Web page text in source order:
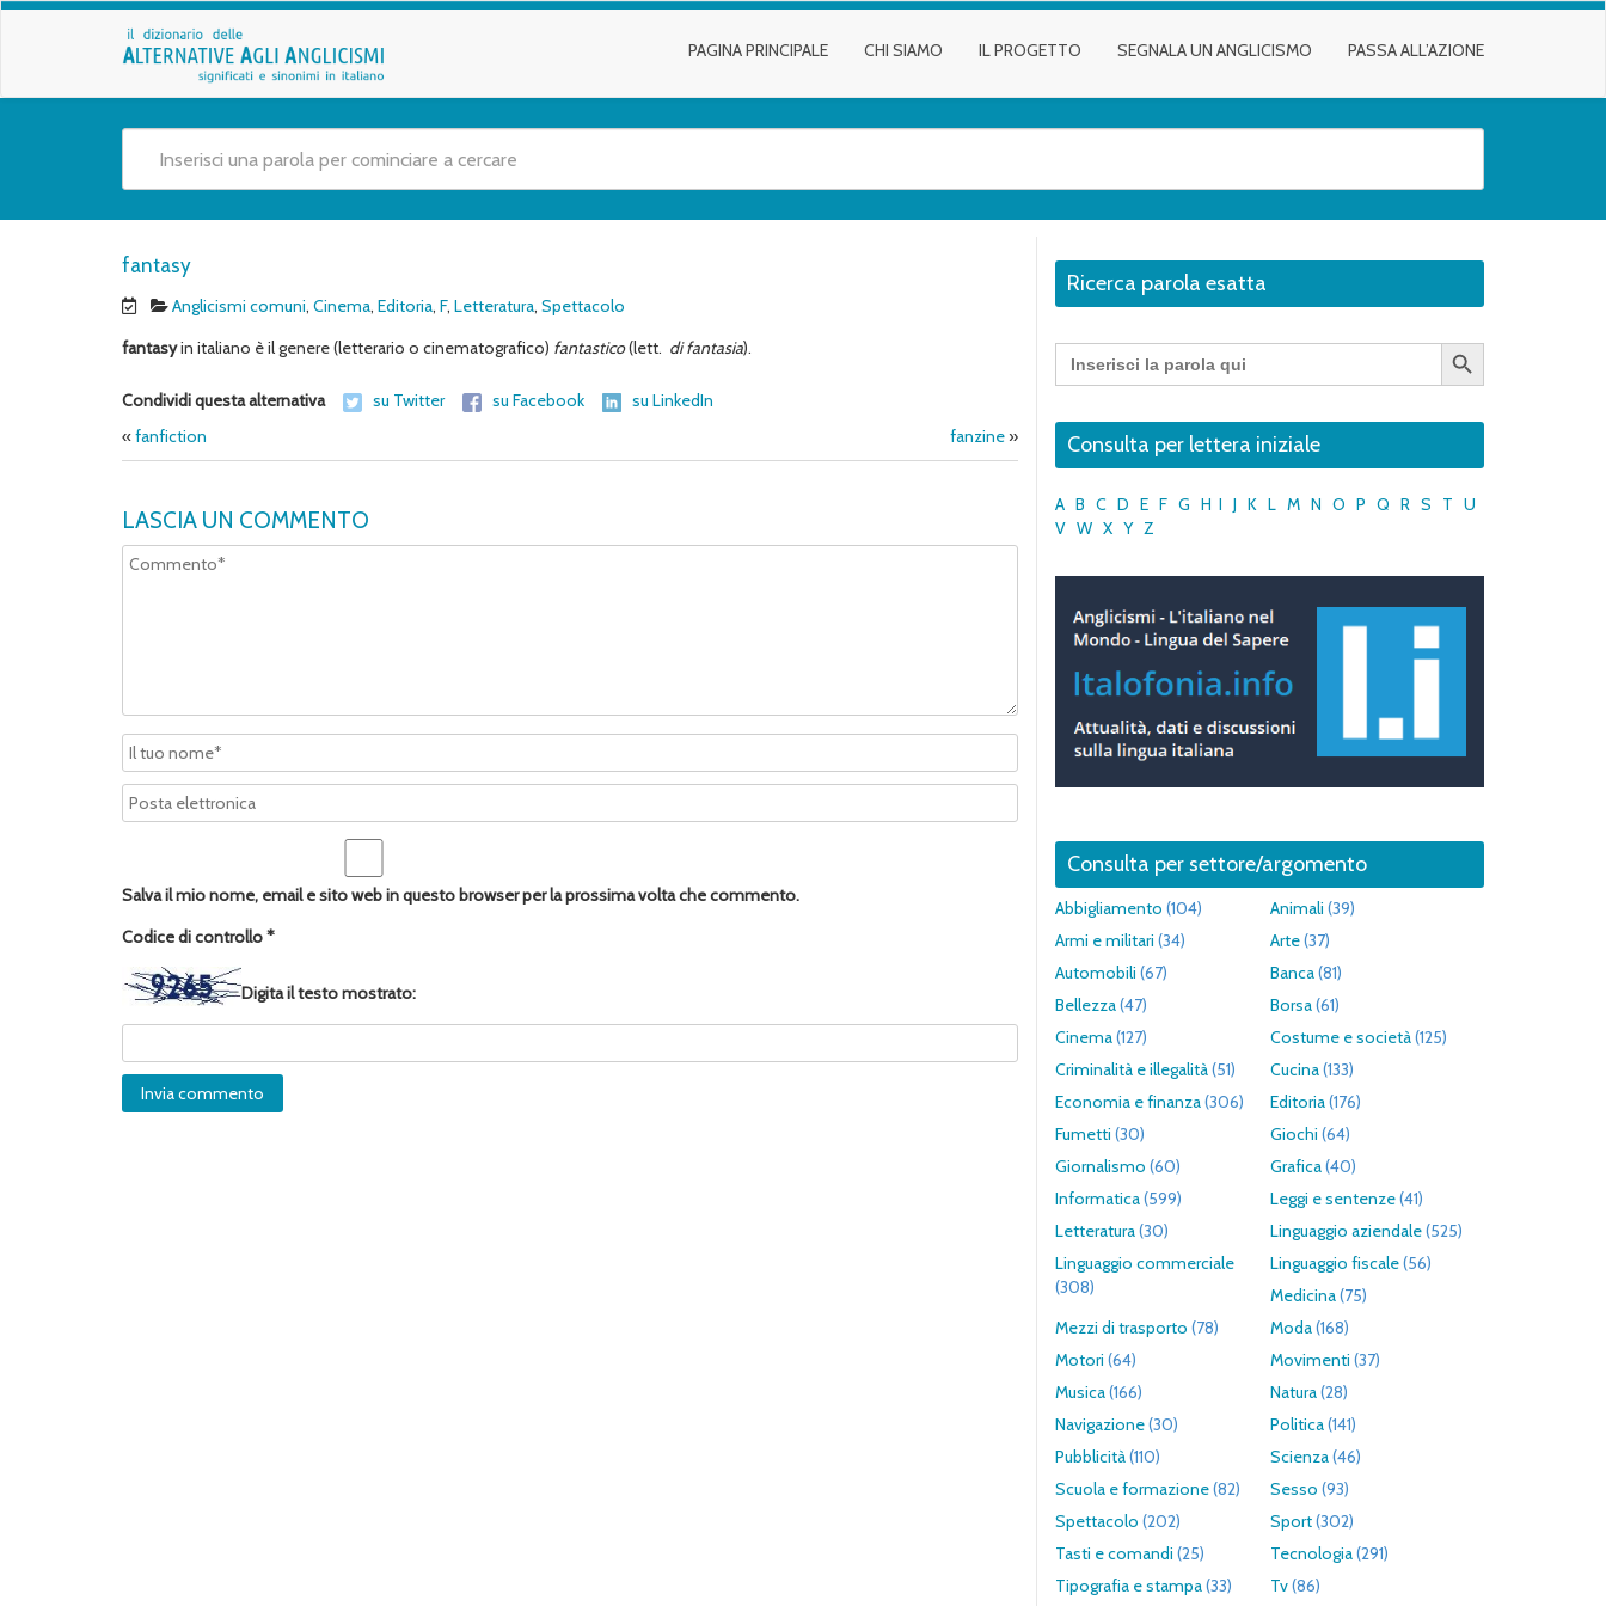
PAGINA PRINCIPALE CHI SIAMO IL PROGETTO SEGNALA UN ANGLICISMO PASSA ALL’AZIONE
fantasy
Anglicismi comuni, Cinema, Editoria, F, Letteratura, Spettacolo
fantasyin italiano è il genere (letterario o cinematografico) fantastico(lett. di fantasia).
Condividi questa alternativa su Twitter su Facebook
su LinkedIn
«fanfiction fanzine»
LASCIA UN COMMENTO
Salva il mio nome, email e sito web in questo browser per la prossima volta che commento.
Codice di controllo*
Digita il testo mostrato:
Ricerca parola esatta
Search
for:
Search Button
Consulta per lettera iniziale
A B C D E F G H I J K L M N O P Q R S T U
V W X Y Z
Consulta per settore/argomento
Abbigliamento (104) Animali (39)
Armi e militari (34) Arte(37)
Automobili (67) Banca(81)
Bellezza(47) Borsa(61)
Cinema(127) Costume e società(125)
Criminalità e illegalità(51) Cucina(133)
Economia e finanza(306) Editoria(176)
Fumetti (30) Giochi (64)
Giornalismo (60) Grafica(40)
Informatica(599) Leggi e sentenze(41)
Letteratura(30) Linguaggio aziendale(525)
Linguaggio commerciale
(308)
Linguaggio fiscale(56)
Medicina(75)
Mezzi di trasporto (78) Moda(168)
Motori (64) Movimenti (37)
Musica(166) Natura(28)
Navigazione(30) Politica(141)
Pubblicità(110) Scienza(46)
Scuola e formazione(82) Sesso (93)
Spettacolo (202) Sport(302)
Tasti e comandi (25) Tecnologia(291)
Tipografia e stampa(33) Tv(86)